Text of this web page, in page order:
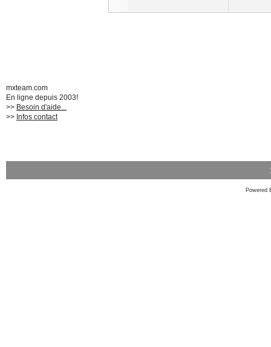
mxteam.com
En ligne depuis 2003!
>> Besoin d'aide...
>> Infos contact
Powered